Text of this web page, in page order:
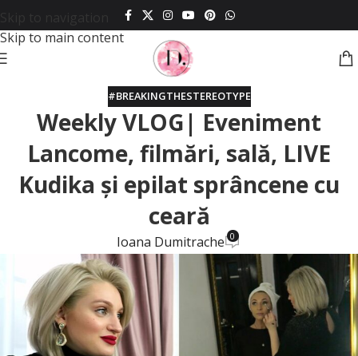
Skip to main content
#BREAKINGTHESTEREOTYPE
Weekly VLOG| Eveniment
Lancome, filmări, sală, LIVE
Kudika și epilat sprâncene cu
ceară
Ioana Dumitrache 0